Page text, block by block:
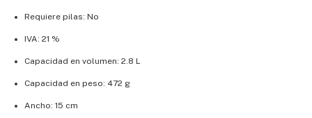
Requiere pilas: No
IVA: 21 %
Capacidad en volumen: 2.8 L
Capacidad en peso: 472 g
Ancho: 15 cm